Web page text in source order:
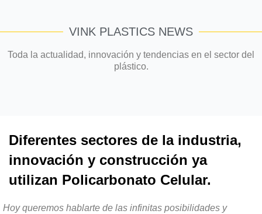
VINK PLASTICS NEWS
Toda la actualidad, innovación y tendencias en el sector del
plástico.
Diferentes sectores de la industria,
innovación y construcción ya
utilizan Policarbonato Celular.
Hoy queremos hablarte de las infinitas posibilidades y